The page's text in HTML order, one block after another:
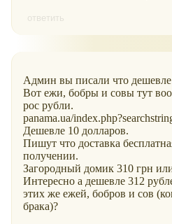
ответить
Админ вы писали что дешевле
Вот ежи, бобры и совы тут
рос рубли.
panama.ua/
Дешевле 10 долларов.
Пишут что доставка
получении.
Загородный домик 310 грн
Интересно а дешевле 312
этих же ежей, бобров и сов
брака)?